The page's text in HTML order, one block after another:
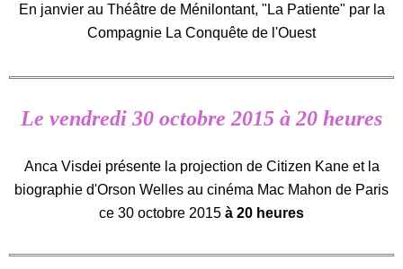
En janvier au Théâtre de Ménilontant, "La Patiente" par la
Compagnie La Conquête de l'Ouest
Le vendredi 30 octobre 2015 à 20 heures
Anca Visdei présente la projection de Citizen Kane et la
biographie d'Orson Welles au cinéma Mac Mahon de Paris
ce 30 octobre 2015 à 20 heures